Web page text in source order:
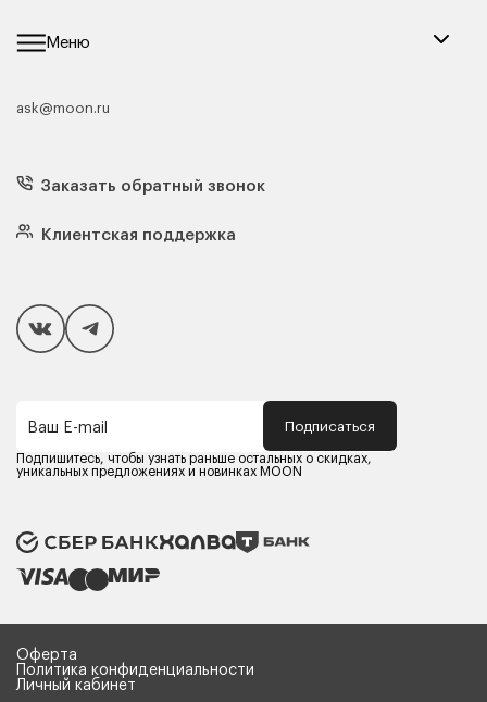
Меню
Каталог мебели
Кресла
Матрасы
Подушки
Чехлы и наматрасники
Покупателям
Способы оплаты
Компания MOON
Оферта
Политика конфиденциальности
Карьера в MOON
ask@moon.ru
Заказать обратный звонок
Клиентская поддержка
Ваш E-mail Подписаться
Подпишитесь, чтобы узнать раньше остальных о скидках,
уникальных предложениях и новинках MOON
Оферта
Политика конфиденциальности
Личный кабинет